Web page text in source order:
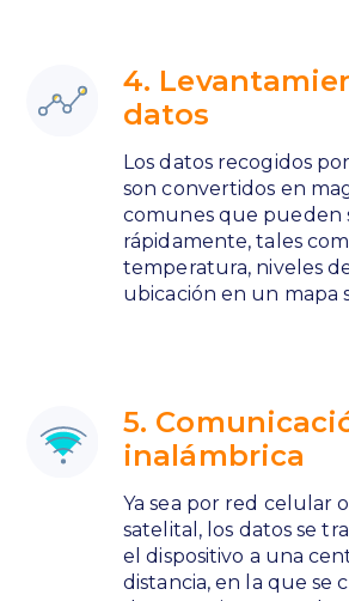
4.
datos
Los datos recogidos
son convertidos en
comunes que pueden
rápidamente, tales
temperatura, niveles
ubicación en un mapa
5.
inalámbrica
Ya sea por red celular
satelital, los datos se
el dispositivo a una
distancia, en la que se